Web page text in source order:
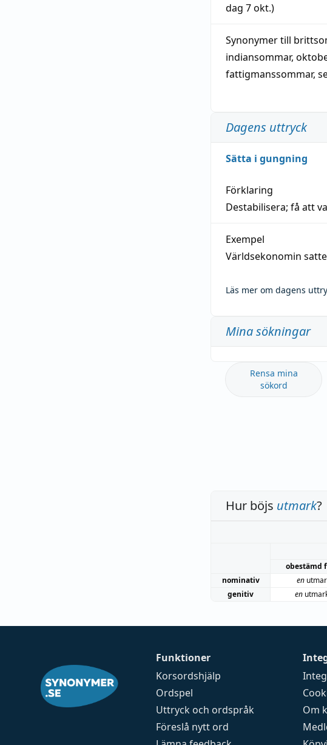
dag 7 okt.)
Synonymer till
indiansommar,
fattigmanssommar,
Dagens uttryck
Sätta i gungning
Förklaring
Destabilisera; få att
Exempel
Världsekonomin
Läs mer om dagens
Mina sökningar
Rensa mina
sökord
Hur böjs utmark?
obestämd
nominativ
en
genitiv
en
Funktioner
Korsordshjälp
Ordspel
Uttryck och ordspråk
Föreslå nytt ord
Om